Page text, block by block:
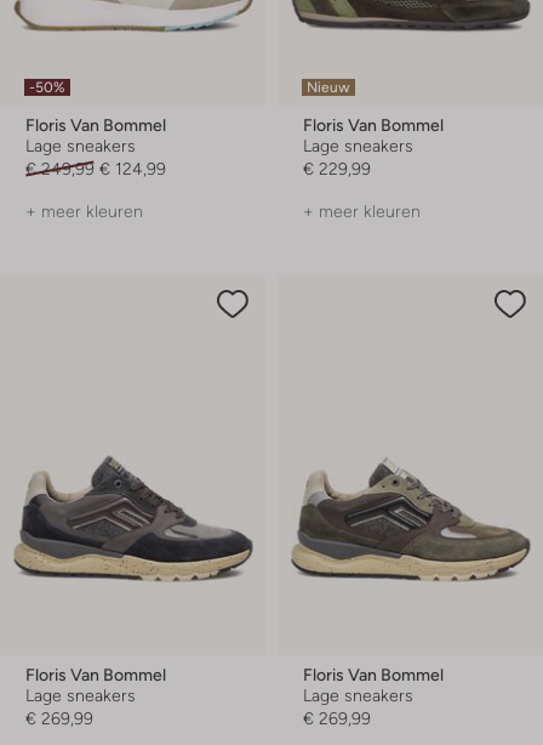
-50%
Floris Van Bommel
Lage sneakers
€ 249,99 € 124,99
+ meer kleuren
Nieuw
Floris Van Bommel
Lage sneakers
€ 229,99
+ meer kleuren
Floris Van Bommel
Lage sneakers
€ 269,99
Floris Van Bommel
Lage sneakers
€ 269,99